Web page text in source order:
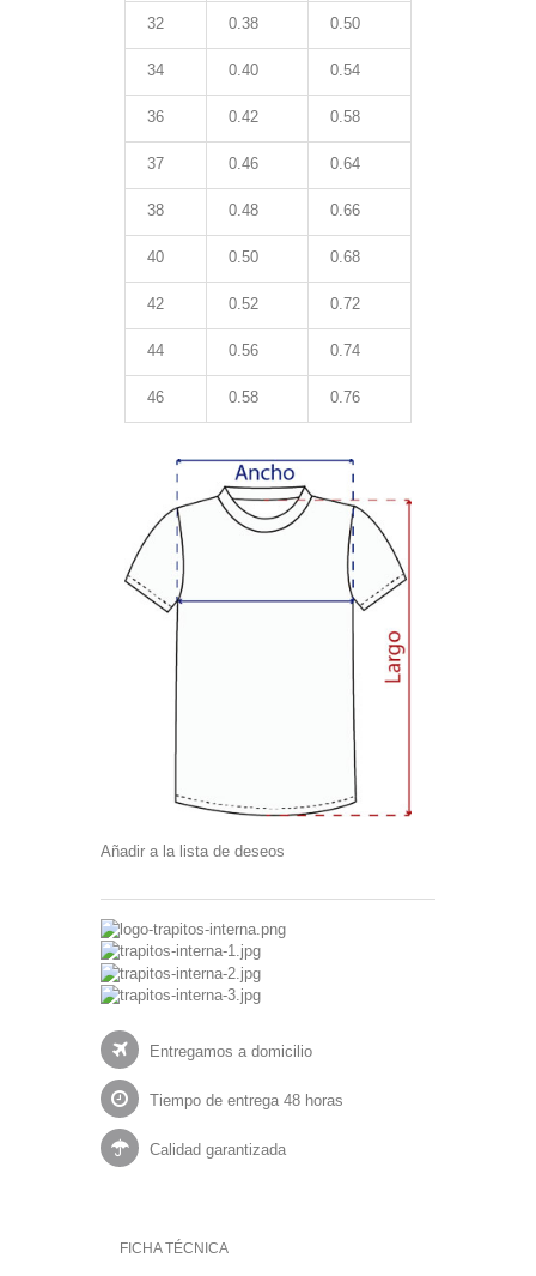
32 0.38 0.50
34 0.40 0.54
36 0.42 0.58
37 0.46 0.64
38 0.48 0.66
40 0.50 0.68
42 0.52 0.72
44 0.56 0.74
46 0.58 0.76
Añadir a la lista de deseos
Entregamos a domicilio
Tiempo de entrega 48 horas
Calidad garantizada
FICHA TÉCNICA